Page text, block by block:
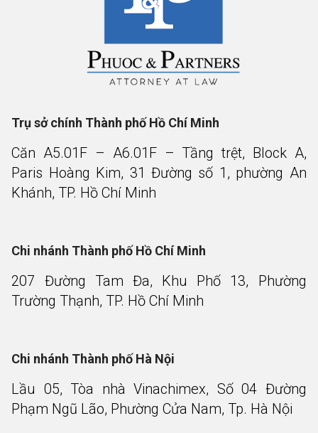
Trụ sở chính Thành phố Hồ Chí Minh
Căn A5.01F – A6.01F – Tầng trệt, Block A,
Paris Hoàng Kim, 31 Đường số 1, phường An
Khánh, TP. Hồ Chí Minh
Chi nhánh Thành phố Hồ Chí Minh
207 Đường Tam Đa, Khu Phố 13, Phường
Trường Thạnh, TP. Hồ Chí Minh
Chi nhánh Thành phố Hà Nội
Lầu 05, Tòa nhà Vinachimex, Số 04 Đường
Phạm Ngũ Lão, Phường Cửa Nam, Tp. Hà Nội